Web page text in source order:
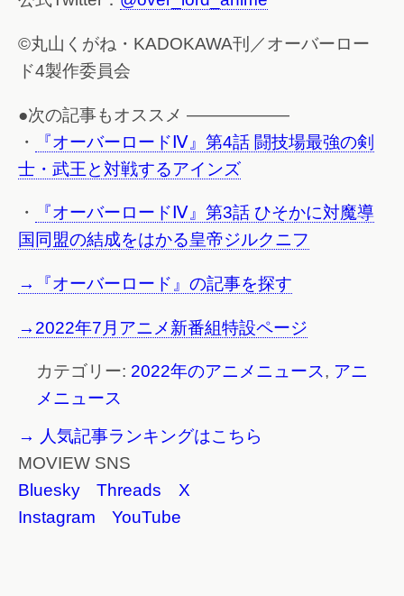
©丸山くがね・KADOKAWA刊／オーバーロー
ド4製作委員会
●次の記事もオススメ ——————
・
『オーバーロードⅣ』第4話 闘技場最強の剣
士・武王と対戦するアインズ
・
『オーバーロードⅣ』第3話 ひそかに対魔導
国同盟の結成をはかる皇帝ジルクニフ
→『オーバーロード』の記事を探す
→2022年7月アニメ新番組特設ページ
カテゴリー: 2022年のアニメニュース, アニ
メニュース
→ 人気記事ランキングはこちら
MOVIEW SNS
Bluesky
Threads
X
Instagram
YouTube